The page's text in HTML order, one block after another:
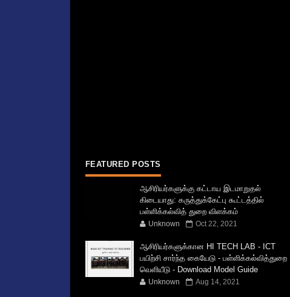
FEATURED POSTS
ஆசிரியர்களுக்கு கட்டாய இடமாறுதல்
கிடையாது: கருத்துக்கேட்பு கூட்டத்தில்
பள்ளிக்கல்வித் துறை விளக்கம்
Unknown Oct 22, 2021
ஆசிரியர்களுக்கான HI TECH LAB - ICT
பயிற்சி சார்ந்த கையேடு - பள்ளிக்கல்வித்துறை
வெளியீடு - Download Model Guide
Unknown Aug 14, 2021